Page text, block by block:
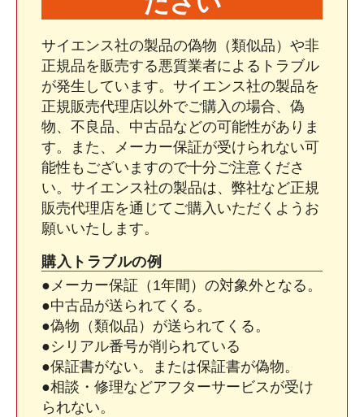
サイエンス社の製品の偽物（類似品）や非
正規品を販売する悪質業者によるトラブル
が発生しています。サイエンス社の製品を
正規販売代理店以外でご購入の場合、偽
物、不良品、中古品などの可能性がありま
す。また、メーカー保証が受けられない可
能性もございますので十分ご注意くださ
い。サイエンス社の製品は、弊社など正規
販売代理店を通じてご購入いただくようお
願いいたします。
購入トラブルの例
●メーカー保証（1年間）の対象外となる。
●中古品が送られてくる。
●偽物（類似品）が送られてくる。
●シリアル番号が削られている
●保証書がない。または保証書が偽物。
●相談・修理などアフターサービスが受け
られない。